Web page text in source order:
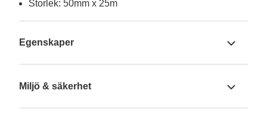
Storlek: 50mm x 25m
Egenskaper
Miljö & säkerhet